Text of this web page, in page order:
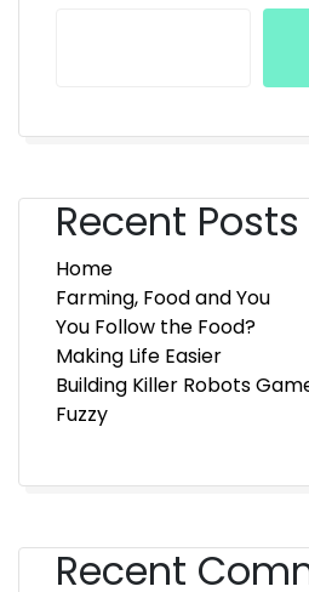
Recent Posts
Home
Farming, Food and You
You Follow the Food?
Making Life Easier
Building Killer Robots
Fuzzy
Recent